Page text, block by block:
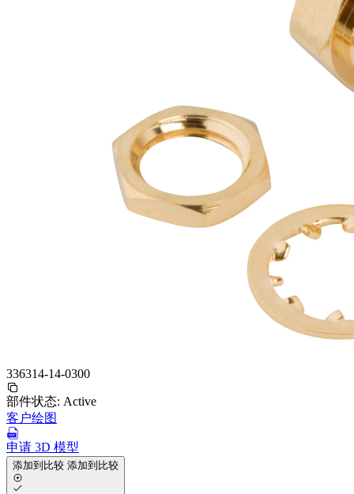
336314-14-0300
部件状态: Active
客户绘图
申请 3D 模型
添加到比较 添加到比较